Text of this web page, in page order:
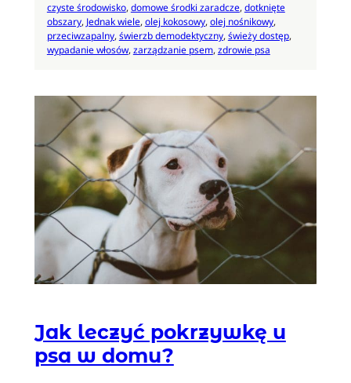
czyste środowisko, domowe środki zaradcze, dotknięte
obszary, Jednak wiele, olej kokosowy, olej nośnikowy
przeciwzapalny, świerzb demodektyczny, świeży dostęp
wypadanie włosów, zarządzanie psem, zdrowie psa
Jak leczyć pokrzywkę u
psa w domu?